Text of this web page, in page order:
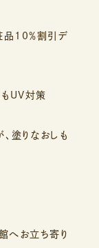
品10％割引デ
もUV対策
塗りなおしも
へお立ち寄り